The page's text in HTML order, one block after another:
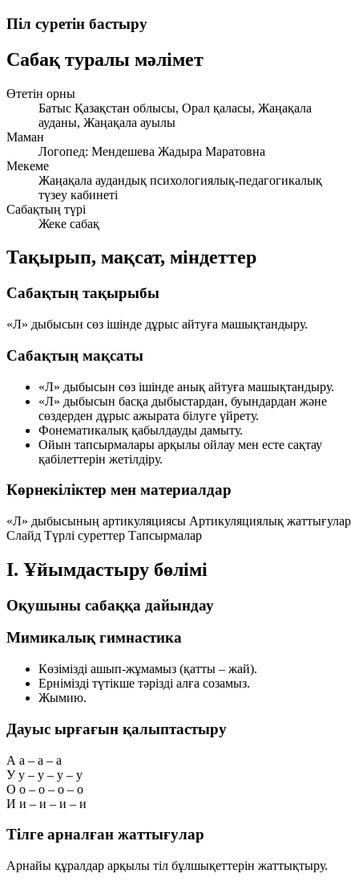
Піл суретін бастыру
Сабақ туралы мәлімет
Өтетін орны
Батыс Қазақстан облысы, Орал қаласы, Жаңақала
ауданы, Жаңақала ауылы
Маман
Логопед: Мендешева Жадыра Маратовна
Мекеме
Жаңақала аудандық психологиялық-педагогикалық
түзеу кабинеті
Сабақтың түрі
Жеке сабақ
Тақырып, мақсат, міндеттер
Сабақтың тақырыбы
«Л» дыбысын сөз ішінде дұрыс айтуға машықтандыру.
Сабақтың мақсаты
«Л» дыбысын сөз ішінде анық айтуға машықтандыру.
«Л» дыбысын басқа дыбыстардан, буындардан және
сөздерден дұрыс ажырата білуге үйрету.
Фонематикалық қабылдауды дамыту.
Ойын тапсырмалары арқылы ойлау мен есте сақтау
қабілеттерін жетілдіру.
Көрнекіліктер мен материалдар
«Л» дыбысының артикуляциясы Артикуляциялық жаттығулар
Слайд Түрлі суреттер Тапсырмалар
I. Ұйымдастыру бөлімі
Оқушыны сабаққа дайындау
Мимикалық гимнастика
Көзімізді ашып-жұмамыз (қатты – жай).
Ернімізді түтікше тәрізді алға созамыз.
Жымию.
Дауыс ырғағын қалыптастыру
А а – а – а
У у – у – у – у
О о – о – о – о
И и – и – и – и
Тілге арналған жаттығулар
Арнайы құралдар арқылы тіл бұлшықеттерін жаттықтыру.